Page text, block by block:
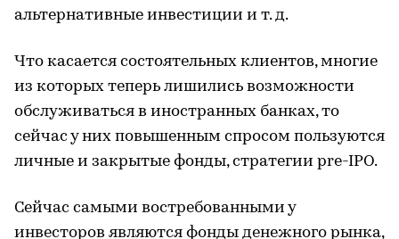
альтернативные инвестиции и т. д.
Что касается состоятельных клиентов, многие
из которых теперь лишились возможности
обслуживаться в иностранных банках, то
сейчас у них повышенным спросом пользуются
личные и закрытые фонды, стратегии pre-IPO.
Сейчас самыми востребованными у
инвесторов являются фонды денежного рынка,